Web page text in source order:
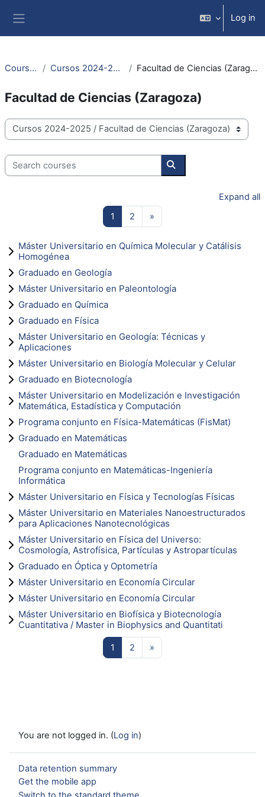
Log in
Courses Cursos 2024-2025 Facultad de Ciencias (Zaragoza)
Facultad de Ciencias (Zaragoza)
Course categories
Search courses
Search courses
Expand all
1 Page 1
2 Page 2
»
Máster Universitario en Química Molecular y Catálisis
Homogénea
Graduado en Geología
Máster Universitario en Paleontología
Graduado en Química
Graduado en Física
Máster Universitario en Geología: Técnicas y
Aplicaciones
Máster Universitario en Biología Molecular y Celular
Graduado en Biotecnología
Máster Universitario en Modelización e Investigación
Matemática, Estadística y Computación
Programa conjunto en Física-Matemáticas (FisMat)
Graduado en Matemáticas
Graduado en Matemáticas
Programa conjunto en Matemáticas-Ingeniería
Informática
Máster Universitario en Física y Tecnologías Físicas
Máster Universitario en Materiales Nanoestructurados
para Aplicaciones Nanotecnológicas
Máster Universitario en Física del Universo:
Cosmología, Astrofísica, Partículas y Astropartículas
Graduado en Óptica y Optometría
Máster Universitario en Economía Circular
Máster Universitario en Economía Circular
Máster Universitario en Biofísica y Biotecnología
Cuantitativa / Master in Biophysics and Quantitati
1 Page 1
2 Page 2
»
You are not logged in. (Log in)
Data retention summary
Get the mobile app